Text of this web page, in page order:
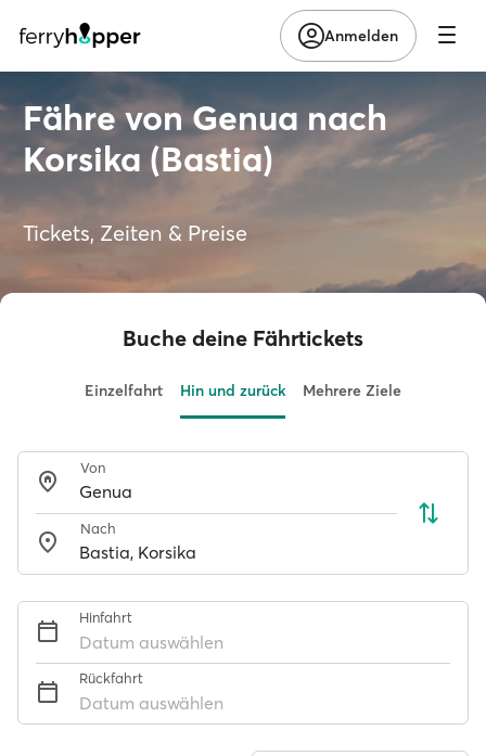
Anmelden
Fähre von Genua nach
Korsika (Bastia)
Tickets, Zeiten & Preise
Buche deine Fährtickets
Einzelfahrt Hin und zurück Mehrere Ziele
Von
Nach
Hinfahrt
Datum auswählen
Rückfahrt
Datum auswählen